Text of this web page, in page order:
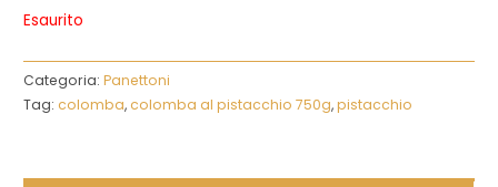
Esaurito
Categoria:Panettoni
Tag:colomba,colomba al pistacchio 750g,pistacchio